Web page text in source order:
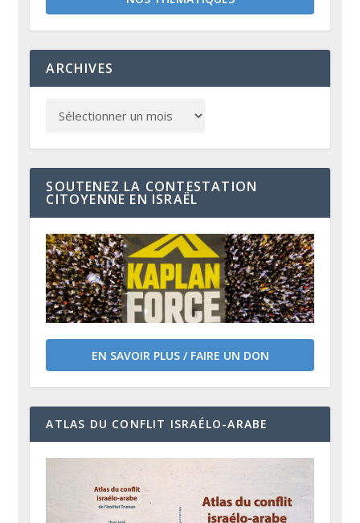
ARCHIVES
SOUTENEZ LA CONTESTATION
CITOYENNE EN ISRAËL
EN SAVOIR PLUS / FAIRE UN DON
ATLAS DU CONFLIT ISRAÉLO-ARABE